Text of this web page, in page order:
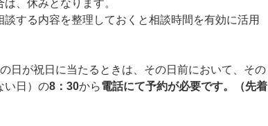
、休みとなります。
する内容を整理しておくと相談時間を有効に活用
の日が祝日に当たるときは、その日前において、その
い日​）の8：30から電話にて予約が必要です。（先着